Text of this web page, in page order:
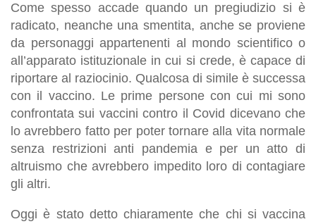
Come spesso accade quando un pregiudizio si è
radicato, neanche una smentita, anche se proviene
da personaggi appartenenti al mondo scientifico o
all’apparato istituzionale in cui si crede, è capace di
riportare al raziocinio. Qualcosa di simile è successa
con il vaccino. Le prime persone con cui mi sono
confrontata sui vaccini contro il Covid dicevano che
lo avrebbero fatto per poter tornare alla vita normale
senza restrizioni anti pandemia e per un atto di
altruismo che avrebbero impedito loro di contagiare
gli altri.
Oggi è stato detto chiaramente che chi si vaccina